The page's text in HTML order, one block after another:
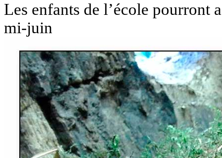
Les enfants de l’école pourront
mi-juin